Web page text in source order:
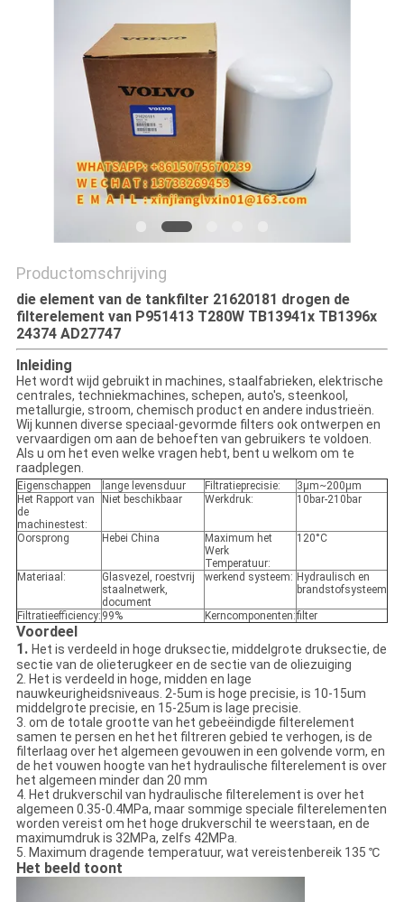
POLICY
Productomschrijving
die element van de tankfilter 21620181 drogen de
filterelement van P951413 T280W TB13941x TB1396x
24374 AD27747
Inleiding
Het wordt wijd gebruikt in machines, staalfabrieken, elektrische
centrales, techniekmachines, schepen, auto's, steenkool,
metallurgie, stroom, chemisch product en andere industrieën.
Wij kunnen diverse speciaal-gevormde filters ook ontwerpen en
vervaardigen om aan de behoeften van gebruikers te voldoen.
Als u om het even welke vragen hebt, bent u welkom om te
raadplegen.
Eigenschappen lange levensduur Filtratieprecisie:
3μm~200μm
Het Rapport van
de
machinestest:
Niet beschikbaar Werkdruk: 10bar-210bar
Oorsprong Hebei China
Maximum het
Werk
Temperatuur:
120°C
Materiaal:
Glasvezel, roestvrij
staalnetwerk,
document
werkend systeem: Hydraulisch en
brandstofsysteem
Filtratieefficiency: 99% Kerncomponenten:filter
Voordeel
1. Het is verdeeld in hoge druksectie, middelgrote druksectie, de
sectie van de olieterugkeer en de sectie van de oliezuiging
2. Het is verdeeld in hoge, midden en lage
nauwkeurigheidsniveaus. 2-5um is hoge precisie, is 10-15um
middelgrote precisie, en 15-25um is lage precisie.
3. om de totale grootte van het gebeëindigde filterelement
samen te persen en het het filtreren gebied te verhogen, is de
filterlaag over het algemeen gevouwen in een golvende vorm, en
de het vouwen hoogte van het hydraulische filterelement is over
het algemeen minder dan 20 mm
4. Het drukverschil van hydraulische filterelement is over het
algemeen 0.35-0.4MPa, maar sommige speciale filterelementen
worden vereist om het hoge drukverschil te weerstaan, en de
maximumdruk is 32MPa, zelfs 42MPa.
5. Maximum dragende temperatuur, wat vereistenbereik 135 ℃
Het beeld toont